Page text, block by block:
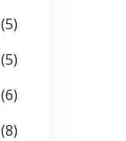
(5)
(5)
(6)
(8)